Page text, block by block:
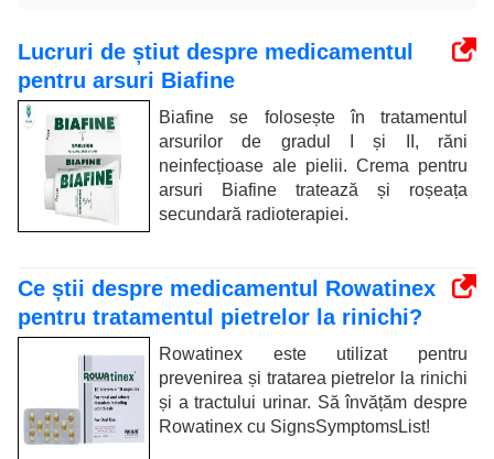
Lucruri de știut despre medicamentul
pentru arsuri Biafine
Biafine se folosește în tratamentul
arsurilor de gradul I și II, răni
neinfecțioase ale pielii. Crema pentru
arsuri Biafine tratează și roșeața
secundară radioterapiei.
Ce știi despre medicamentul Rowatinex
pentru tratamentul pietrelor la rinichi?
Rowatinex este utilizat pentru
prevenirea și tratarea pietrelor la rinichi
și a tractului urinar. Să învățăm despre
Rowatinex cu SignsSymptomsList!